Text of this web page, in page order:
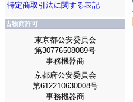
特定商取引法に関する表記
古物商許可
東京都公安委員会
第30776508089号
事務機器商
京都府公安委員会
第612210630008号
事務機器商